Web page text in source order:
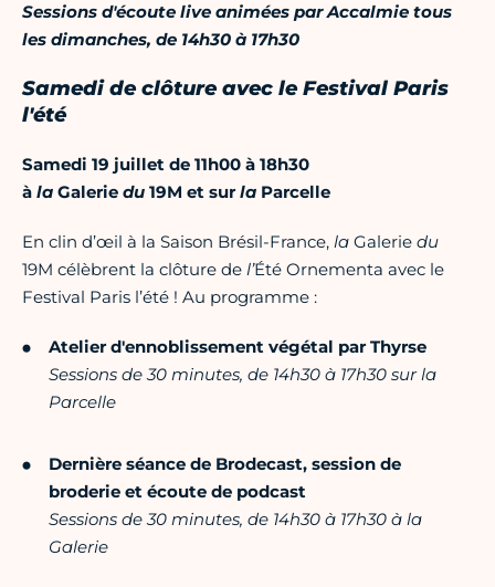
Sessions d'écoute live animées par Accalmie tous
les dimanches, de 14h30 à 17h30
Samedi de clôture avec le Festival Paris
l'été
Samedi 19 juillet de 11h00 à 18h30
à la Galerie du 19M et surla Parcelle
En clin d’œil à la Saison Brésil-France, la Galerie du
19M célèbrent la clôture de l’Été Ornementa avec le
Festival Paris l’été ! Au programme :
Atelier d'ennoblissement végétal par Thyrse
Sessions de 30 minutes, de 14h30 à 17h30 sur la
Parcelle
Dernière séance de Brodecast, session de
broderie et écoute de podcast
Sessions de 30 minutes, de 14h30 à 17h30 à la
Galerie